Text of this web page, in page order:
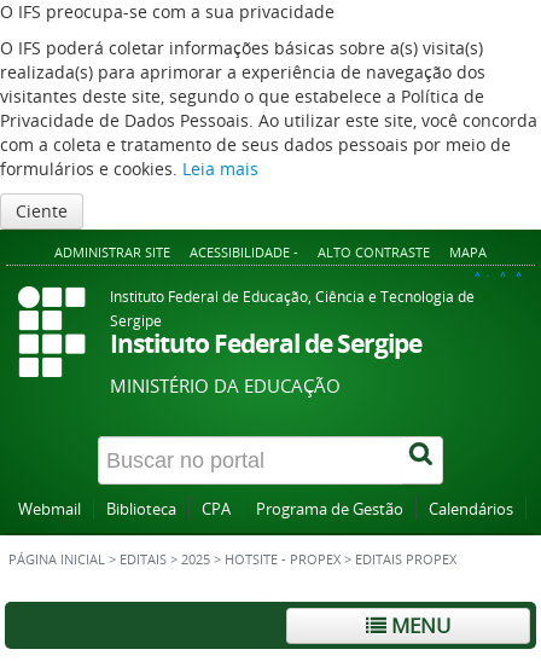
O IFS preocupa-se com a sua privacidade
O IFS poderá coletar informações básicas sobre a(s) visita(s)
realizada(s) para aprimorar a experiência de navegação dos
visitantes deste site, segundo o que estabelece a Política de
Privacidade de Dados Pessoais. Ao utilizar este site, você concorda
com a coleta e tratamento de seus dados pessoais por meio de
formulários e cookies. Leia mais
Ciente
ADMINISTRAR SITE ACESSIBILIDADE - ALTO CONTRASTE MAPA
A+ A A-
Instituto Federal de Educação, Ciência e Tecnologia de
Sergipe
Instituto Federal de Sergipe
MINISTÉRIO DA EDUCAÇÃO
Webmail Biblioteca CPA Programa de Gestão Calendários
PÁGINA INICIAL > EDITAIS > 2025 > HOTSITE - PROPEX > EDITAIS PROPEX
MENU